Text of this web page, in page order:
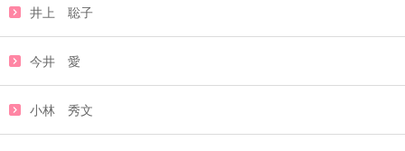
井上 聡子
今井 愛
小林 秀文